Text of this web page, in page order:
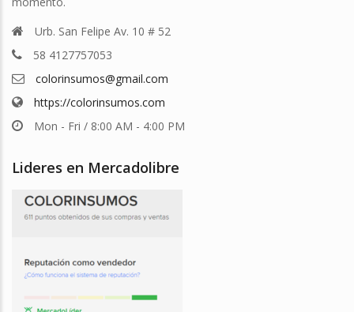
Urb. San Felipe Av. 10 # 52
58 4127757053
colorinsumos@gmail.com
https://colorinsumos.com
Mon - Fri / 8:00 AM - 4:00 PM
Lideres en Mercadolibre